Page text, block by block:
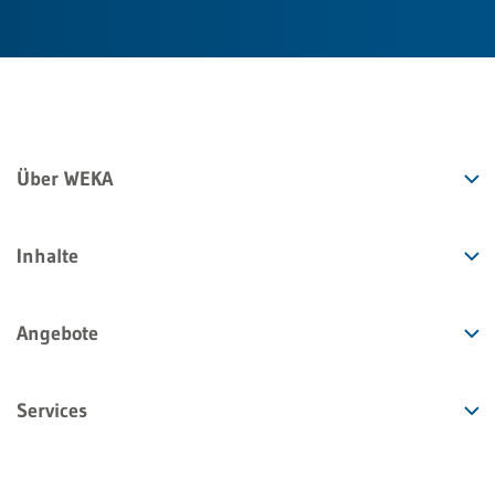
Über WEKA
Inhalte
Angebote
Services